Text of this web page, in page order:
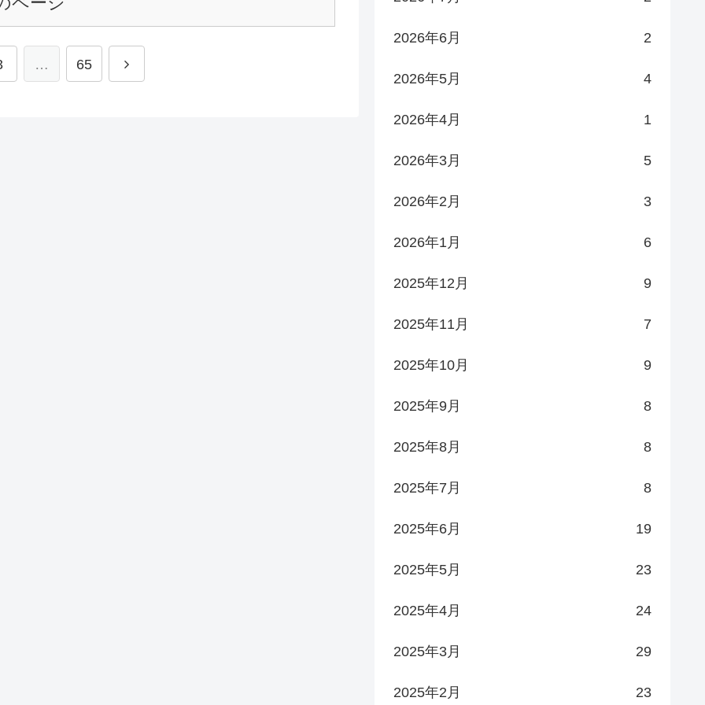
… 65
2026年6月 2
2026年5月 4
2026年4月 1
2026年3月 5
2026年2月 3
2026年1月 6
2025年12月 9
2025年11月 7
2025年10月 9
2025年9月 8
2025年8月 8
2025年7月 8
2025年6月 19
2025年5月 23
2025年4月 24
2025年3月 29
2025年2月 23